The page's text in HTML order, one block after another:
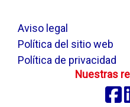
Aviso legal
Política del sitio web
Política de privacidad
Nuestras